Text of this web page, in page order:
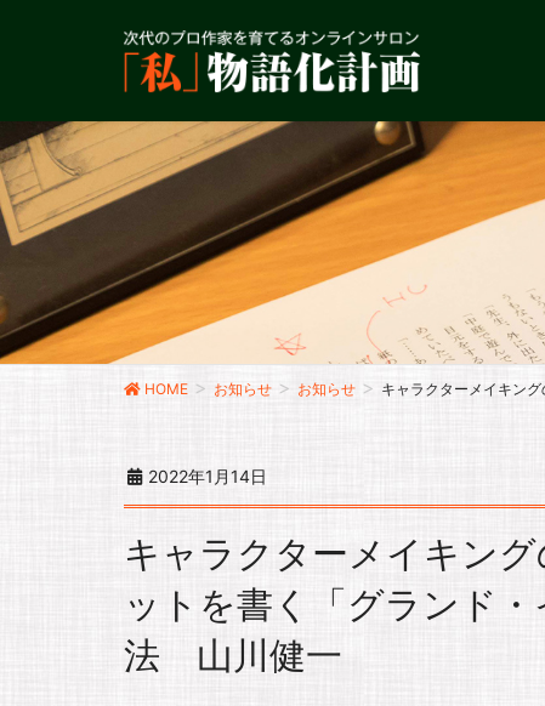
HOME お知らせ お知らせ キャラクターメイキン
2022年1月14日
キャラクターメイキン
ットを書く「グランド
法 山川健一